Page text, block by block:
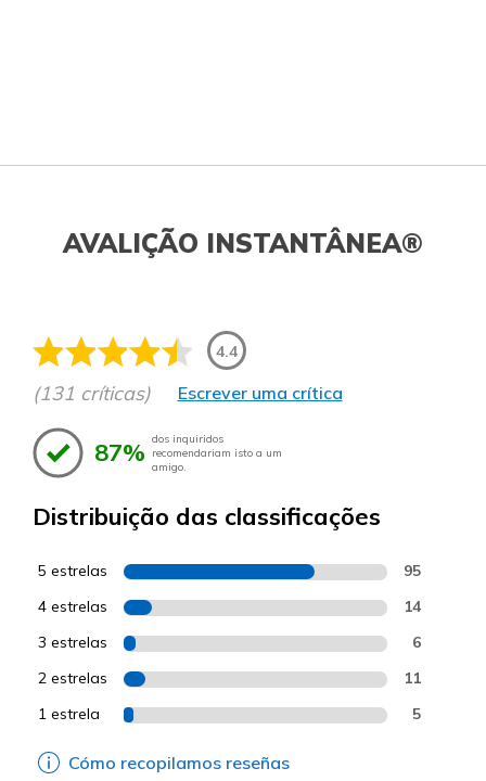
AVALIÇÃO INSTANTÂNEA®
4.4
(131 críticas) Escrever uma crítica
87% dos inquiridos
recomendariam isto a um
amigo.
Distribuição das classificações
5 estrelas 95
4 estrelas 14
3 estrelas 6
2 estrelas 11
1 estrela 5
Cómo recopilamos reseñas